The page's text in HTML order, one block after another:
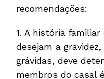
recomendações:
1. A história
desejam a
grávidas, deve
membros do casal